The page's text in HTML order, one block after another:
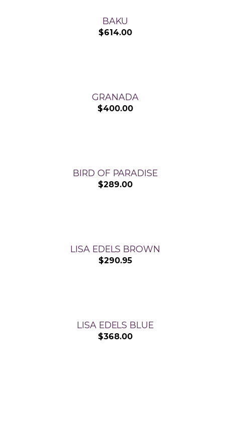
BAKU
$614.00
GRANADA
$400.00
BIRD OF PARADISE
$289.00
LISA EDELS BROWN
$290.95
LISA EDELS BLUE
$368.00